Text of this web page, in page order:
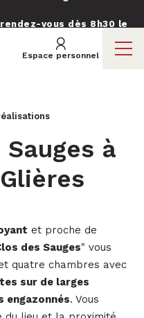
!
Espace personnel
Ouvrir le menu
à
et proche de
des Sauges" vous
quatre chambres avec
sur de larges
engazonnés. Vous